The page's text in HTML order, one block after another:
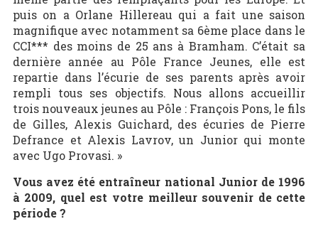
puis on a Orlane Hillereau qui a fait une saison
magnifique avec notamment sa 6ème place dans le
CCI*** des moins de 25 ans à Bramham. C’était sa
dernière année au Pôle France Jeunes, elle est
repartie dans l’écurie de ses parents après avoir
rempli tous ses objectifs. Nous allons accueillir
trois nouveaux jeunes au Pôle : François Pons, le fils
de Gilles, Alexis Guichard, des écuries de Pierre
Defrance et Alexis Lavrov, un Junior qui monte
avec Ugo Provasi. »
Vous avez été entraîneur national Junior de 1996
à 2009, quel est votre meilleur souvenir de cette
période ?